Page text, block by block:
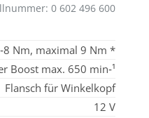
0 602 496 600
Nm, maximal 9 Nm *
Boost max. 650 min‑¹
Flansch für Winkelkopf
12 V